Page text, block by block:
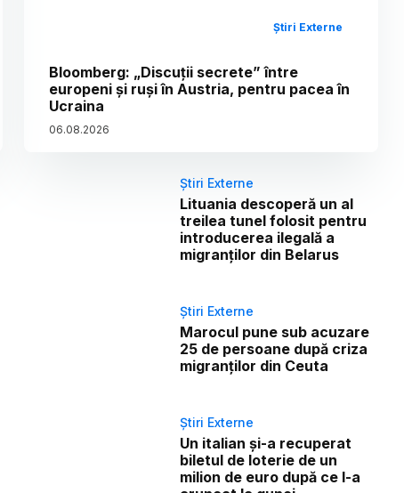
Știri Externe
Bloomberg: „Discuții secrete” între
europeni și ruși în Austria, pentru pacea în
Ucraina
06.08.2026
Știri Externe
Lituania descoperă un al
treilea tunel folosit pentru
introducerea ilegală a
migranților din Belarus
Știri Externe
Marocul pune sub acuzare
25 de persoane după criza
migranților din Ceuta
Știri Externe
Un italian și-a recuperat
biletul de loterie de un
milion de euro după ce l-a